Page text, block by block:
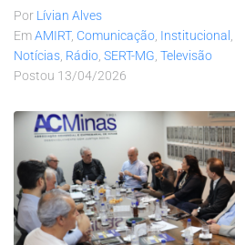
Por Lívian Alves
EmAMIRT, Comunicação Institucional
Notícias Rádio SERT-MG Televisão
Postou 13/04/2026